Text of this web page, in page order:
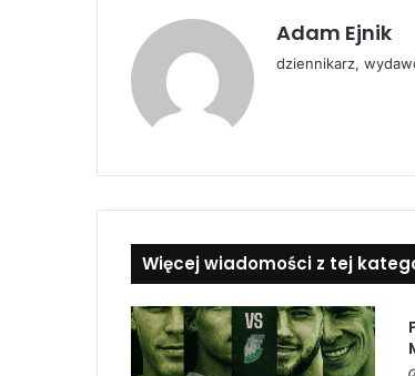
Adam Ejnik
dziennikarz,
Więcej wiadomości z tej